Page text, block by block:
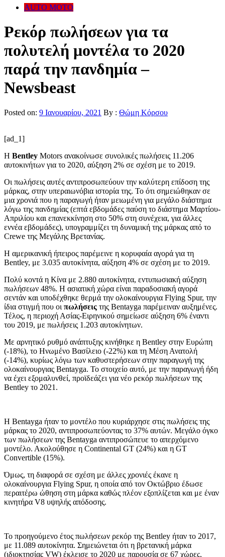
AUTO MOTO
Ρεκόρ πωλήσεων για τα
πολυτελή μοντέλα το 2020
παρά την πανδημία –
Newsbeast
Posted on: 9 Ιανουαρίου, 2021 By : Θώμη Κόρσου
[ad_1]
Η Bentley Motors ανακοίνωσε συνολικές πωλήσεις 11.206
αυτοκινήτων για το 2020, αύξηση 2% σε σχέση με το 2019.
Οι πωλήσεις αυτές αντιπροσωπεύουν την καλύτερη επίδοση της
μάρκας, στην υπεραιωνόβια ιστορία της. Το ότι σημειώθηκαν σε
μια χρονιά που η παραγωγή ήταν μειωμένη για μεγάλο διάστημα
λόγω της πανδημίας (επτά εβδομάδες παύση το διάστημα Μαρτίου-
Απριλίου και επανεκκίνηση στο 50% στη συνέχεια, για άλλες
εννέα εβδομάδες), υπογραμμίζει τη δυναμική της μάρκας από το
Crewe της Μεγάλης Βρετανίας.
Η αμερικανική ήπειρος παρέμεινε η κορυφαία αγορά για τη
Bentley, με 3.035 αυτοκίνητα, αύξηση 4% σε σχέση με το 2019.
Πολύ κοντά η Κίνα με 2.880 αυτοκίνητα, εντυπωσιακή αύξηση
πωλήσεων 48%. Η ασιατική χώρα είναι παραδοσιακή αγορά
σεντάν και υποδέχθηκε θερμά την ολοκαίνουργια Flying Spur, την
ίδια στιγμή που οι πωλήσεις της Bentayga παρέμειναν αυξημένες.
Τέλος, η περιοχή Ασίας-Ειρηνικού σημείωσε αύξηση 6% έναντι
του 2019, με πωλήσεις 1.203 αυτοκίνητων.
Με αρνητικό ρυθμό ανάπτυξης κινήθηκε η Bentley στην Ευρώπη
(-18%), το Ηνωμένο Βασίλειο (-22%) και τη Μέση Ανατολή
(-14%), κυρίως λόγω των καθυστερήσεων στην παραγωγή της
ολοκαίνουργιας Bentayga. Το στοιχείο αυτό, με την παραγωγή ήδη
να έχει εξομαλυνθεί, προϊδεάζει για νέο ρεκόρ πωλήσεων της
Bentley το 2021.
Η Bentayga ήταν το μοντέλο που κυριάρχησε στις πωλήσεις της
μάρκας το 2020, αντιπροσωπεύοντας το 37% αυτών. Μεγάλο όγκο
των πωλήσεων της Bentayga αντιπροσώπευε το απερχόμενο
μοντέλο. Ακολούθησε η Continental GT (24%) και η GT
Convertible (15%).
Όμως, τη διαφορά σε σχέση με άλλες χρονιές έκανε η
ολοκαίνουργια Flying Spur, η οποία από τον Οκτώβριο έδωσε
περαιτέρω ώθηση στη μάρκα καθώς πλέον εξοπλίζεται και με έναν
κινητήρα V8 υψηλής απόδοσης.
Το προηγούμενο έτος πωλήσεων ρεκόρ της Bentley ήταν το 2017,
με 11.089 αυτοκίνητα. Σημειώνεται ότι η βρετανική μάρκα
(ιδιοκτησίας VW) έκλεισε το 2020 με παρουσία σε 67 χώρες,